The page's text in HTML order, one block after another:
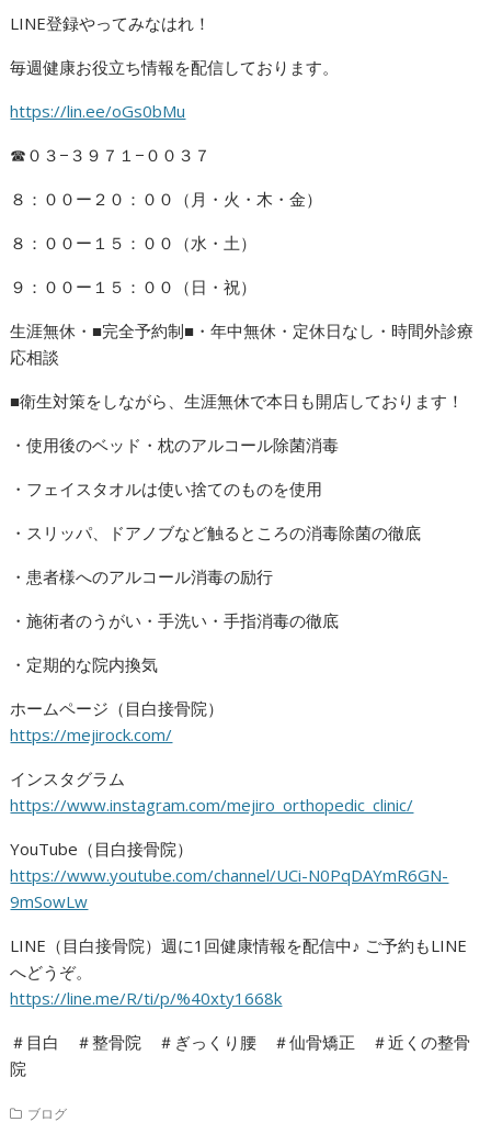
LINE登録やってみなはれ！
毎週健康お役立ち情報を配信しております。
https://lin.ee/oGs0bMu
☎︎０３−３９７１−００３７
８：００ー２０：００（月・火・木・金）
８：００ー１５：００（水・土）
９：００ー１５：００（日・祝）
生涯無休・■完全予約制■・年中無休・定休日なし・時間外診療
応相談
■衛生対策をしながら、生涯無休で本日も開店しております！
・使用後のベッド・枕のアルコール除菌消毒
・フェイスタオルは使い捨てのものを使用
・スリッパ、ドアノブなど触るところの消毒除菌の徹底
・患者様へのアルコール消毒の励行
・施術者のうがい・手洗い・手指消毒の徹底
・定期的な院内換気
ホームページ（目白接骨院）
https://mejirock.com/
インスタグラム
https://www.instagram.com/mejiro_orthopedic_clinic/
YouTube（目白接骨院）
https://www.youtube.com/channel/UCi-N0PqDAYmR6GN-
9mSowLw
LINE（目白接骨院）週に1回健康情報を配信中♪ ご予約もLINE
へどうぞ。
https://line.me/R/ti/p/%40xty1668k
＃目白 ＃整骨院 ＃ぎっくり腰 ＃仙骨矯正 ＃近くの整骨
院
ブログ